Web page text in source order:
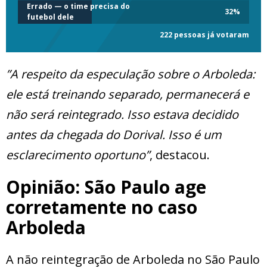
Errado — o time precisa do
futebol dele
32%
222 pessoas já votaram
”A respeito da especulação sobre o Arboleda:
ele está treinando separado, permanecerá e
não será reintegrado. Isso estava decidido
antes da chegada do Dorival. Isso é um
esclarecimento oportuno”, destacou.
Opinião: São Paulo age
corretamente no caso
Arboleda
A não reintegração de Arboleda no São Paulo